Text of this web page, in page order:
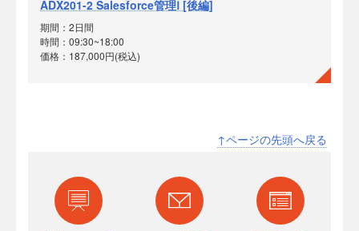
ADX201-2 Salesforce管理Ⅰ [後編]
期間：2日間
時間：09:30~18:00
価格：187,000円(税込)
↑ページの先頭へ戻る